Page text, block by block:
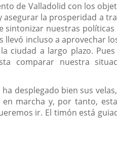
de Valladolid con los
la prosperidad a
nuestras
incluso a aprovechar
ciudad a largo plazo.
comparar nuestra
desplegado bien sus
marcha y, por tanto,
ir. El timón está